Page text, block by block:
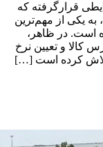
قرارگرفته که
به یکی از مهم‌ترین
است. در ظاهر،
کالا و تعیین نرخ
تلاش کرده است […]